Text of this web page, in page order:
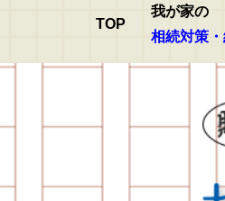
TOP
我が家の
相続対策